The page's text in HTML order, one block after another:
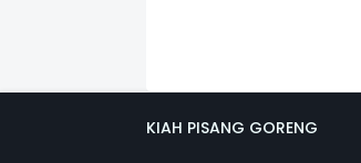
KIAH PISANG GORENG